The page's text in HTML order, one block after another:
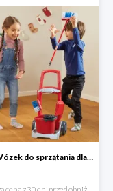
Vileda Wózek do sprzątania dla dzieci